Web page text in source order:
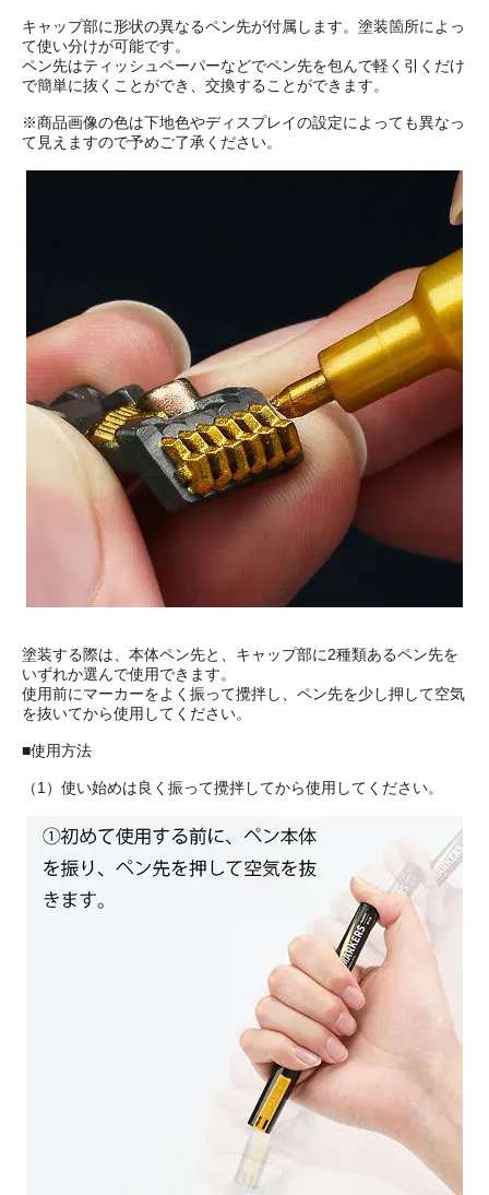
キャップ部に形状の異なるペン先が付属します。塗装箇所によっ
て使い分けが可能です。
ペン先はティッシュペーパーなどでペン先を包んで軽く引くだけ
で簡単に抜くことができ、交換することができます。
※商品画像の色は下地色やディスプレイの設定によっても異なっ
て見えますので予めご了承ください。
塗装する際は、本体ペン先と、キャップ部に2種類あるペン先を
いずれか選んで使用できます。
使用前にマーカーをよく振って攪拌し、ペン先を少し押して空気
を抜いてから使用してください。
■使用方法
（1）使い始めは良く振って攪拌してから使用してください。